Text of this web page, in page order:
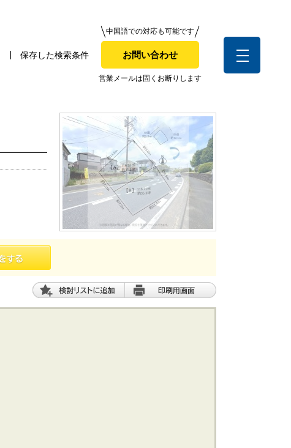
保存した検索条件
中国語での対応も可能です
お問い合わせ
営業メールは固くお断りします
中国語での対応も可能です
お問い合わせ
お客様の声
全店舗営業社員募集！